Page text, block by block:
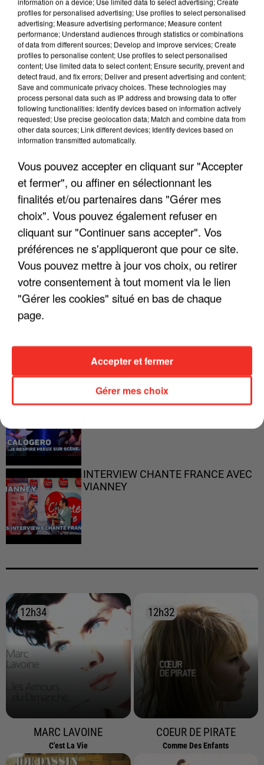
LES INTERVIEWS CHANTE
FRANCE
Voir plus
"JE SUIS À DISPOSITION DES
ENFOIRÉS"
"ON A TOUS LE TRAC"
"JE RESPIRE MIEUX SUR SCÈNE" -
CALOGERO
INTERVIEW CHANTE FRANCE AVEC
VIANNEY
12h34
12h34
MARC LAVOINE
C'est La Vie
12h32
12h32
COEUR DE PIRATE
Comme Des Enfants
profiles for personalised advertising; Use profiles to select personalised
advertising; Measure advertising performance; Measure content
performance; Understand audiences through statistics or combinations
of data from different sources; Develop and improve services; Create
profiles to personalise content; Use profiles to select personalised
content; Use limited data to select content; Ensure security, prevent and
detect fraud, and fix errors; Deliver and present advertising and content;
Save and communicate privacy choices. These technologies may
process personal data such as IP address and browsing data to offer
following functionalities: Identify devices based on information actively
requested; Use precise geolocation data; Match and combine data from
other data sources; Link different devices; Identify devices based on
information transmitted automatically.
Vous pouvez accepter en cliquant sur "Accepter
et fermer", ou affiner en sélectionnant les
finalités et/ou partenaires dans "Gérer mes
choix". Vous pouvez également refuser en
cliquant sur "Continuer sans accepter". Vos
préférences ne s'appliqueront que pour ce site.
Vous pouvez mettre à jour vos choix, ou retirer
votre consentement à tout moment via le lien
"Gérer les cookies" situé en bas de chaque
page.
Gérer mes choix
Accepter et fermer